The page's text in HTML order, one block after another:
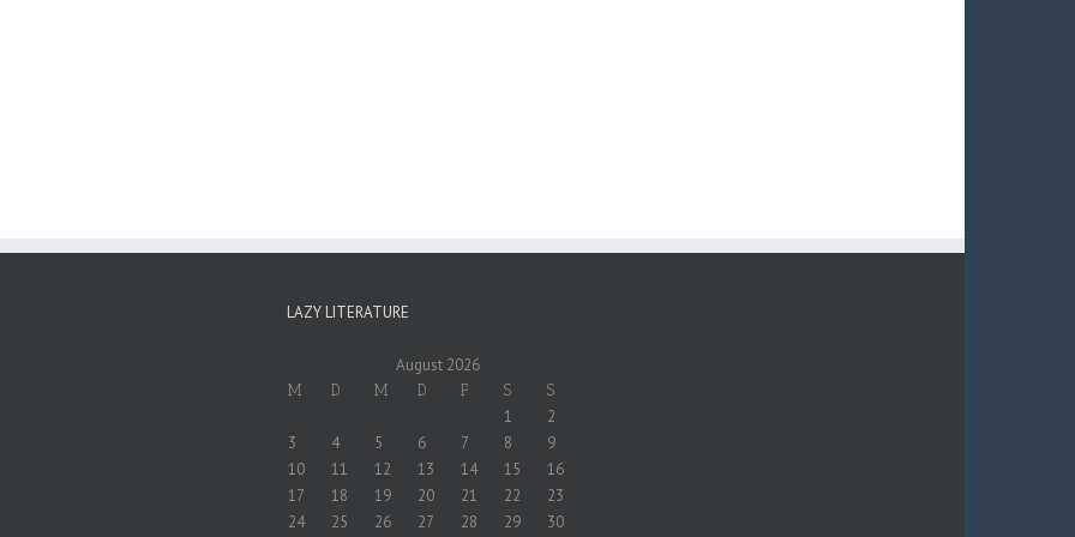
LAZY LITERATURE
August 2026
M D M D F S S
1
2
3
4 5 6 7 8
9
10
11 12 13 14 15
16
17
18 19 20 21 22
23
24
25 26 27 28 29 30